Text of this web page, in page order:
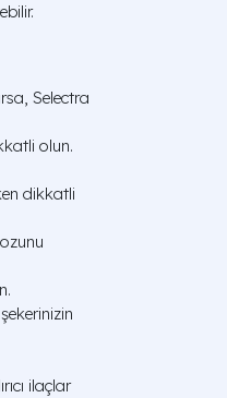
Selectra
olun.
dikkatli
ilaçlar